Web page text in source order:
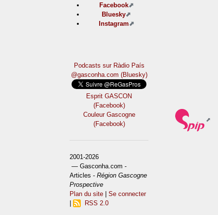
Facebook
Bluesky
Instagram
Podcasts sur Ràdio País
@gasconha.com (Bluesky)
Esprit GASCON
(Facebook)
Couleur Gascogne
(Facebook)
2001-2026
— Gasconha.com -
Articles -Région Gascogne
Prospective
Plan du site |Se connecter
RSS 2.0